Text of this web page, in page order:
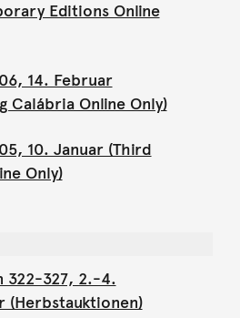
Editions Online
14. Februar
Calábria Online Only)
10. Januar (Third
Only)
322-327, 2.-4.
(Herbstauktionen)